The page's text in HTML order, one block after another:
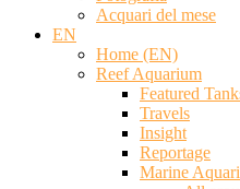
Acquari del mese
EN
Home (EN)
Reef Aquarium
Featured
Travels
Insight
Reportage
Marine